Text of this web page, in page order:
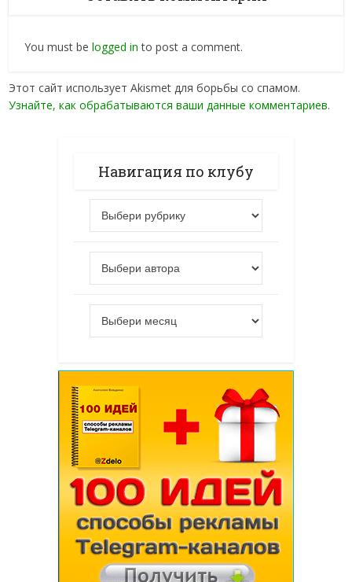
You must belogged in to post a comment.
Этот сайт использует Akismet для борьбы со спамом.
Узнайте, как обрабатываются ваши данные комментариев.
Навигация по клубу